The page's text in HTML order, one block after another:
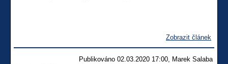
Zobrazit článek
Publikováno 02.03.2020 17:00, Marek Salaba